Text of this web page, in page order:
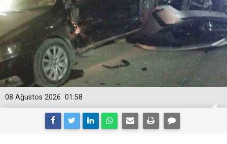
01:58
08 Ağustos 2026